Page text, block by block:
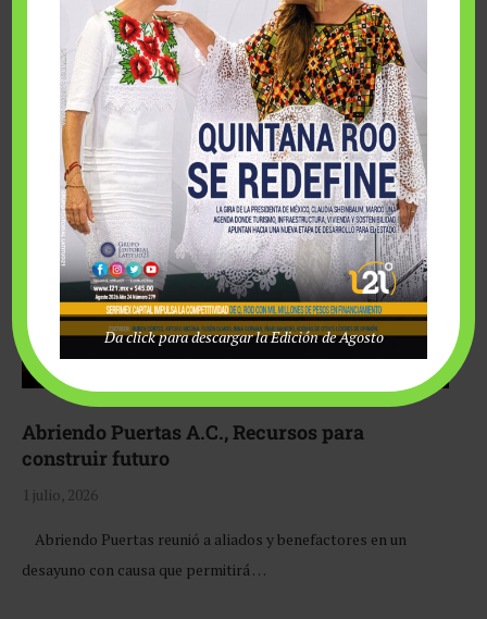
Fairmont Mayakoba y Make-A-Wish México unieron
esfuerzos para hacer realidad el deseo de una …
Abriendo Puertas A.C., Recursos para
construir futuro
1 julio, 2026
Abriendo Puertas reunió a aliados y benefactores en un
desayuno con causa que permitirá …
Da click para descargar la Edición de Agosto